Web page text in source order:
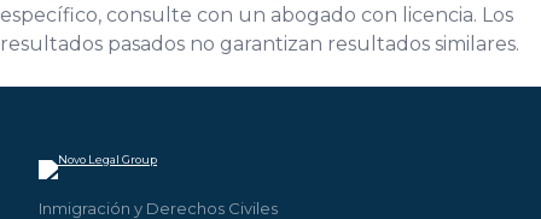
específico, consulte con un abogado con licencia. Los
resultados pasados no garantizan resultados similares.
Inmigración y Derechos Civiles